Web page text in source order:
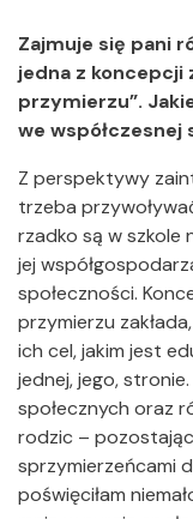
Zajmuje się pani
jedna z koncepcji
przymierzu”.
we współczesnej
Z perspektywy
trzeba
rzadko są w szkole
jej
społeczności.
przymierzu
ich cel, jakim jest
jednej, jego,
społecznych oraz
rodzic –
sprzymierzeńcami
poświęciłam